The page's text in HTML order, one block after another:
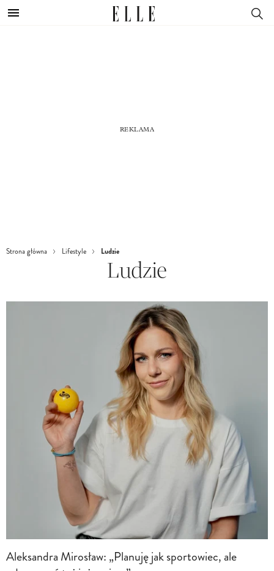
Strona główna Lifestyle Ludzie
Ludzie
Aleksandra Mirosław: „Planuję jak sportowiec, ale